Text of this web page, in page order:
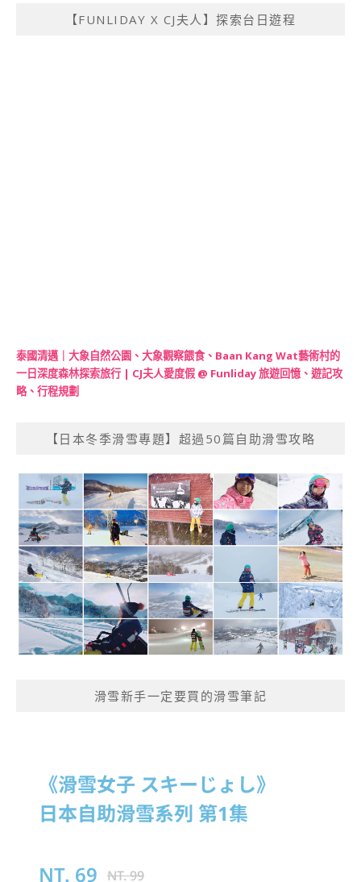
【FUNLIDAY X CJ夫人】探索台日遊程
泰國清邁｜大象自然公園、大象觀察餵食、Baan Kang Wat藝術村的
一日深度森林探索旅行 | CJ夫人愛度假 @ Funliday 旅遊回憶、遊記攻
略、行程規劃
【日本冬季滑雪專題】超過50篇自助滑雪攻略
滑雪新手一定要買的滑雪筆記